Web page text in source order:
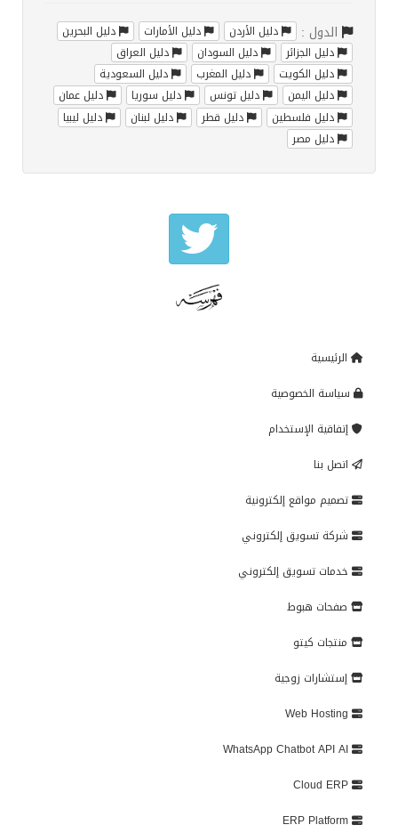
الدول : دليل الأردن دليل الأمارات
دليل البحرين
دليل الجزائر
دليل السودان
دليل العراق
دليل الكويت
دليل المغرب
دليل السعودية
دليل اليمن
دليل تونس دليل سوريا
دليل عمان
دليل فلسطين
دليل قطر دليل لبنان
دليل ليبيا
دليل مصر
الرئيسية
سياسة الخصوصية
إتفاقية الإستخدام
اتصل بنا
تصميم مواقع إلكترونية
شركة تسويق إلكتروني
خدمات تسويق إلكتروني
صفحات هبوط
منتجات كيتو
إستشارات زوجية